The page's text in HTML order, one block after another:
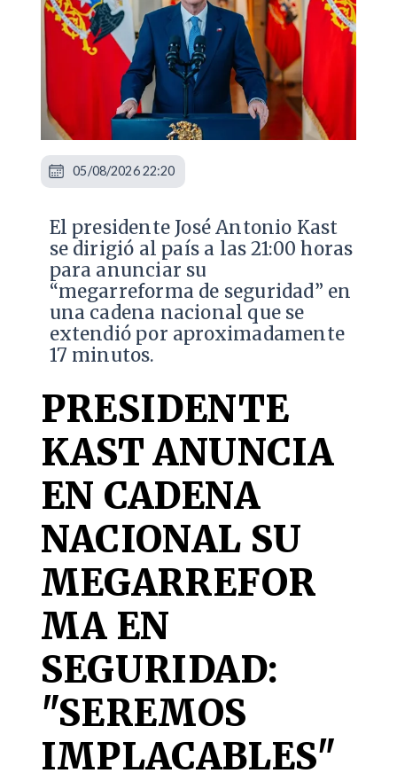
El presidente José Antonio Kast
se dirigió al país a las 21:00 horas
para anunciar su
“megarreforma de seguridad” en
una cadena nacional que se
extendió por aproximadamente
17 minutos.
PRESIDENTE
KAST ANUNCIA
EN CADENA
NACIONAL SU
MEGARREFOR
MA EN
SEGURIDAD:
"SEREMOS
IMPLACABLES"
05/08/2026 22:20